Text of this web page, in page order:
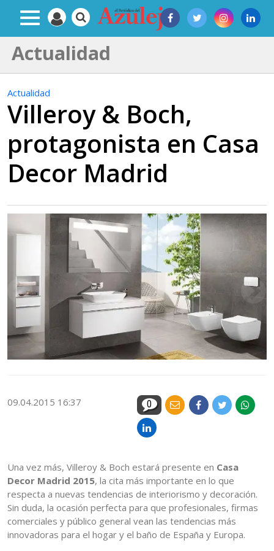
Actualidad
Actualidad
Villeroy & Boch,
protagonista en Casa
Decor Madrid
09.04.2015 16:37 0
Una vez más, Villeroy & Boch estará presente en Casa
Decor Madrid 2015, la cita más importante en lo que
respecta a nuevas tendencias de interiorismo y decoración.
Sin duda, la ocasión perfecta para que profesionales, firmas
comerciales y público general vean las tendencias más
innovadoras para el hogar y el baño de España y Europa.